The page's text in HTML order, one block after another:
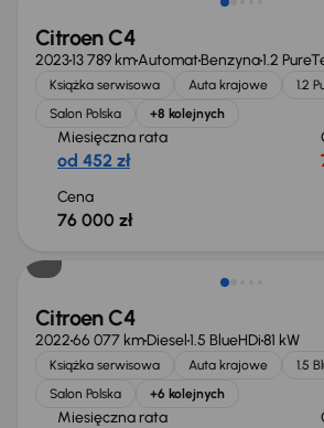
Citroen C4
202313 789 kmAutomatBenzyna1.2
Książka serwisowa Auta krajowe
1.2
Salon Polska
+8 kolejnych
Miesięczna rata
od 452 zł
Cena
76 000 zł
Taniej o 1 500 zł
Citroen C4
202266 077 kmDiesel1.5 BlueHDi81 kW
Książka serwisowa Auta krajowe
1.5
Salon Polska
+6 kolejnych
Miesięczna rata